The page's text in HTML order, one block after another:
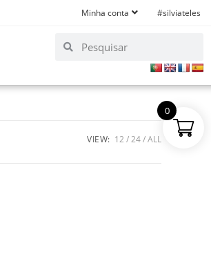
Minha conta #silviateles
VIEW: 12 24 ALL
0